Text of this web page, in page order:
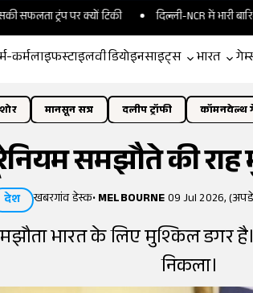
पर क्यों टिकी दिल्ली-NCR में भारी बारिश,
कर्मलाइफस्टाइलवीडियोइनसाइट्स भारत
मानसून सत्र दलीप ट्रॉफी कॉमनवेल्थ
समझौते की
देश खबरगांव डेस्क•MELBOURNE09 Jul 2026,
भारत के लिए मुश्किल डगर
निकला।